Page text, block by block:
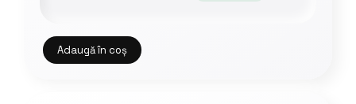
Adaugă în coș